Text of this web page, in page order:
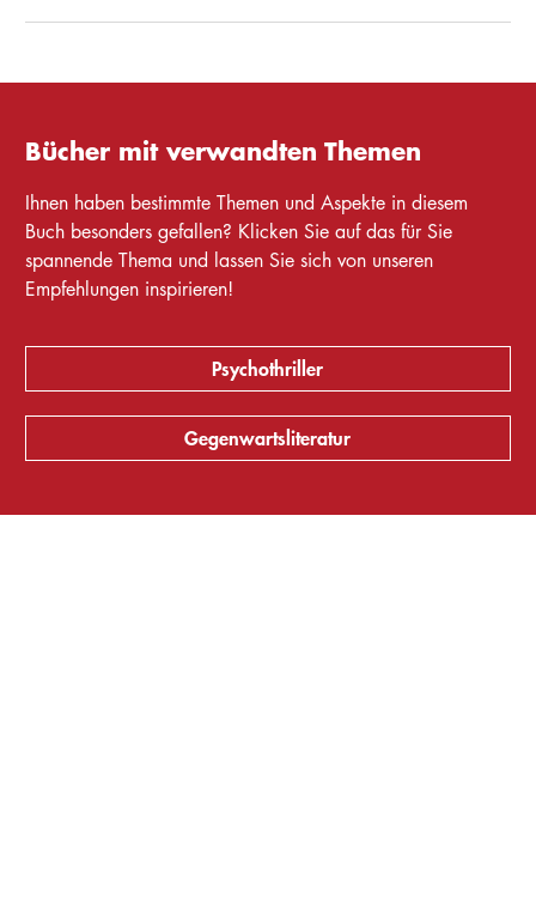
Bücher mit verwandten Themen
Ihnen haben bestimmte Themen und Aspekte in diesem
Buch besonders gefallen? Klicken Sie auf das für Sie
spannende Thema und lassen Sie sich von unseren
Empfehlungen inspirieren!
Psychothriller
Gegenwartsliteratur